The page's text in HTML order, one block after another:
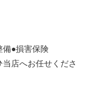
備●損害保険
店へお任せくださ